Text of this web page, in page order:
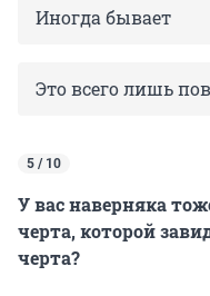
Иногда бывает
Это всего лишь
5 / 10
У вас наверняка
черта, которой
черта?